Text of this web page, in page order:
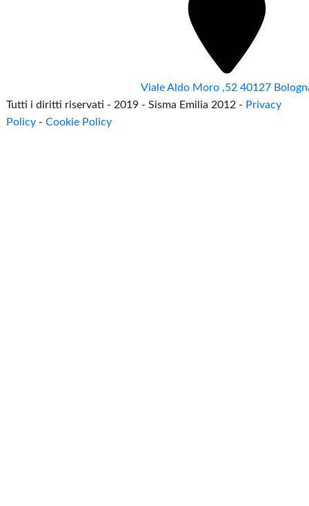
Viale Aldo Moro ,52 40127
Tutti i diritti riservati - 2019 - Sisma Emilia 2012 - Privacy
Policy -Cookie Policy